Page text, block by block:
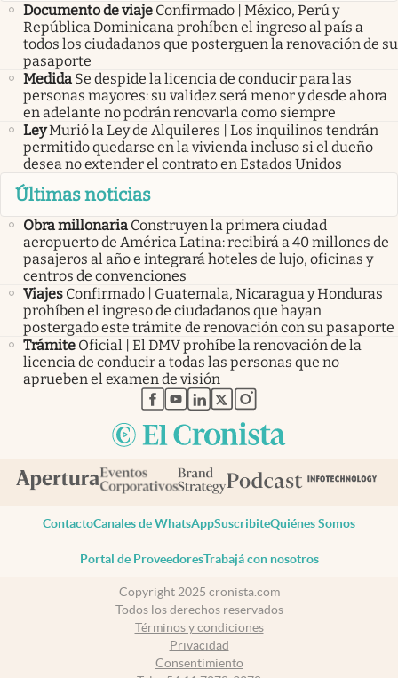
Documento de viaje Confirmado | México, Perú y
República Dominicana prohíben el ingreso al país a
todos los ciudadanos que posterguen la renovación de su
pasaporte
Medida Se despide la licencia de conducir para las
personas mayores: su validez será menor y desde ahora
en adelante no podrán renovarla como siempre
LeyMurió la Ley de Alquileres | Los inquilinos tendrán
permitido quedarse en la vivienda incluso si el dueño
desea no extender el contrato en Estados Unidos
Últimas noticias
Obra millonaria Construyen la primera ciudad
aeropuerto de América Latina: recibirá a 40 millones de
pasajeros al año e integrará hoteles de lujo, oficinas y
centros de convenciones
Viajes Confirmado | Guatemala, Nicaragua y Honduras
prohíben el ingreso de ciudadanos que hayan
postergado este trámite de renovación con su pasaporte
Trámite Oficial | El DMV prohíbe la renovación de la
licencia de conducir a todas las personas que no
aprueben el examen de visión
abre en nueva pestaña
abre en nueva pestaña
abre en nueva pestaña
abre en nueva pestaña
abre en nueva pestaña
ContactoCanales de WhatsAppSuscribiteQuiénes Somos
Portal de ProveedoresTrabajá con nosotros
Copyright 2025 cronista.com
Todos los derechos reservados
Términos y condiciones
Privacidad
Consentimiento